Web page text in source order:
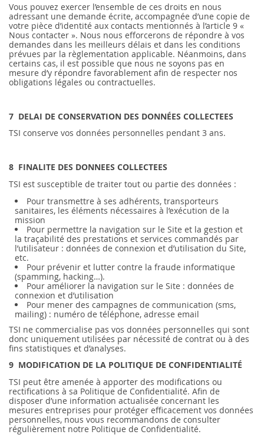
Vous pouvez exercer l’ensemble de ces droits en nous
adressant une demande écrite, accompagnée d’une copie de
votre pièce d’identité aux contacts mentionnés à l’article 9 «
Nous contacter ». Nous nous efforcerons de répondre à vos
demandes dans les meilleurs délais et dans les conditions
prévues par la règlementation applicable. Néanmoins, dans
certains cas, il est possible que nous ne soyons pas en
mesure d’y répondre favorablement afin de respecter nos
obligations légales ou contractuelles.
7 DELAI DE CONSERVATION DES DONNÉES COLLECTEES
TSI conserve vos données personnelles pendant 3 ans.
8 FINALITE DES DONNEES COLLECTEES
TSI est susceptible de traiter tout ou partie des données :
Pour transmettre à ses adhérents, transporteurs
sanitaires, les éléments nécessaires à l’exécution de la
mission
Pour permettre la navigation sur le Site et la gestion et
la traçabilité des prestations et services commandés par
l’utilisateur : données de connexion et d’utilisation du Site,
etc.
Pour prévenir et lutter contre la fraude informatique
(spamming, hacking…).
Pour améliorer la navigation sur le Site : données de
connexion et d’utilisation
Pour mener des campagnes de communication (sms,
mailing) : numéro de téléphone, adresse email
TSI ne commercialise pas vos données personnelles qui sont
donc uniquement utilisées par nécessité de contrat ou à des
fins statistiques et d’analyses.
9 MODIFICATION DE LA POLITIQUE DE CONFIDENTIALITÉ
TSI peut être amenée à apporter des modifications ou
rectifications à sa Politique de Confidentialité. Afin de
disposer d’une information actualisée concernant les
mesures entreprises pour protéger efficacement vos données
personnelles, nous vous recommandons de consulter
régulièrement notre Politique de Confidentialité.